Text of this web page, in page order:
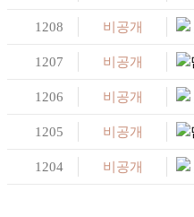
1208 비공개
1207 비공개
1206 비공개
1205 비공개
1204 비공개